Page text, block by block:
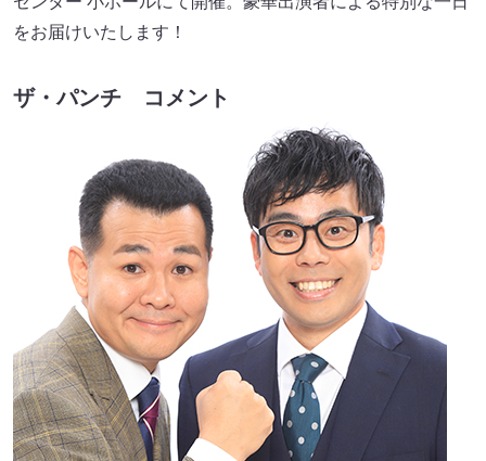
をお届けいたします！
ザ・パンチ コメント